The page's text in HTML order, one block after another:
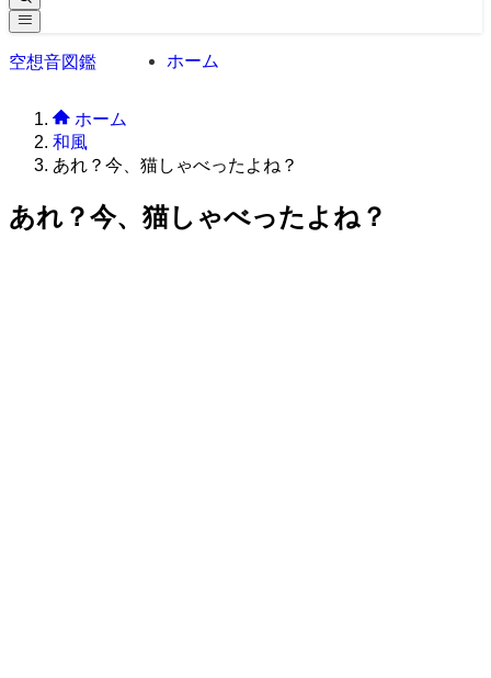
空想音図鑑 ホーム
ホーム
和風
あれ？今、猫しゃべったよね？
あれ？今、猫しゃべったよね？